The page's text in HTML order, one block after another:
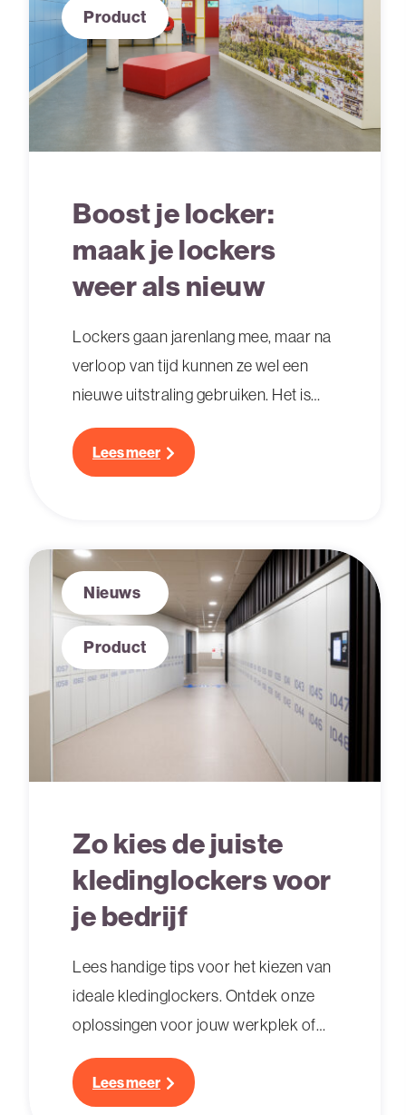
Product
Boost je locker:
maak je lockers
weer als nieuw
Lockers gaan jarenlang mee, maar na
verloop van tijd kunnen ze wel een
nieuwe uitstraling gebruiken. Het is
duurzamer om bestaande kluisjes op
te knappen dan volledig nieuwe aan te
schaffen. Daarom beschrijven wij drie
Lees meer
Nieuws
Product
Zo kies de juiste
kledinglockers voor
je bedrijf
Lees handige tips voor het kiezen van
ideale kledinglockers. Ontdek onze
oplossingen voor jouw werkplek of
sport- en wellnesscentra.
Lees meer